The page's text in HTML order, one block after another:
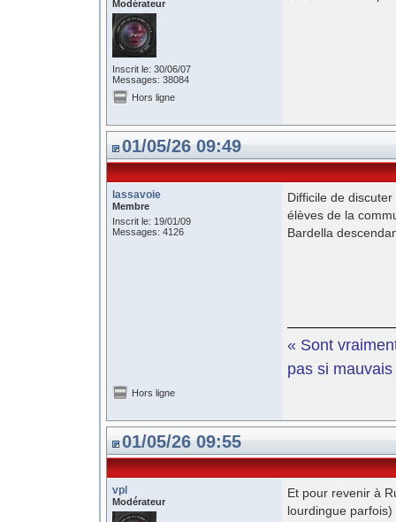
Modérateur
Inscrit le: 30/06/07
Messages: 38084
Hors ligne
01/05/26 09:49
lassavoie
Membre
Inscrit le: 19/01/09
Messages: 4126
Difficile de
élèves de la
Bardella
« Sont
pas si
Hors ligne
01/05/26 09:55
vpl
Modérateur
Et pour revenir à
lourdingue parfois)